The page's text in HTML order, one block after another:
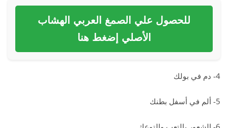
للحصول علي الصمغ العربي الهشاب
الأصلي إضغط هنا
4- دم في بولك
5- ألم في أسفل بطنك